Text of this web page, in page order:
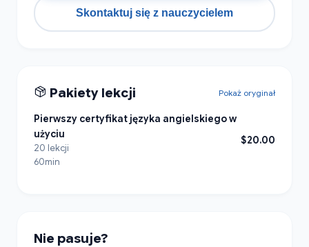
Skontaktuj się z nauczycielem
Pakiety lekcji Pokaż oryginał
Pierwszy certyfikat języka angielskiego w
użyciu
20 lekcji
60min
$20.00
Nie pasuje?